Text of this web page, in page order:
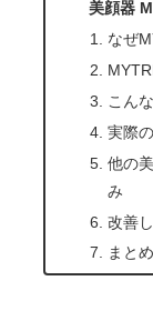
美顔器
なぜ
こん
実際
他の
み
改善
まと